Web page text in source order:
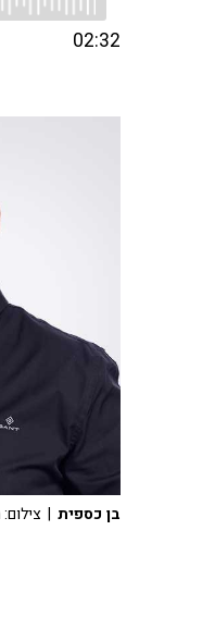
02:32
בן כספית | צילום: 103fm